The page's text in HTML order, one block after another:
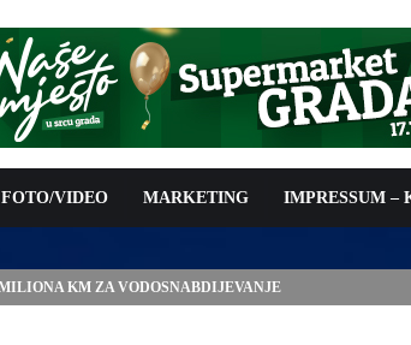
FOTO/VIDEO MARKETING IMPRESSUM –
KM ZA VODOSNABDIJEVANJE